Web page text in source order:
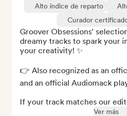
Alto índice de reparto
Curador
Groover Obsessions'
dreamy tracks to spark your
your creativity! ✨
👉 Also recognized as an
and an official Audiomack
If your track matches our
Ver más